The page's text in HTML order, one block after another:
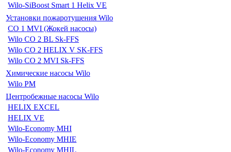
Wilo-SiBoost Smart 1 Helix VE
Установки пожаротушения Wilo
CO 1 MVI (Жокей насосы)
Wilo CO 2 BL Sk-FFS
Wilo CO 2 HELIX V SK-FFS
Wilo CO 2 MVI Sk-FFS
Химические насосы Wilo
Wilo PM
Центробежные насосы Wilo
HELIX EXCEL
HELIX VE
Wilo-Economy MHI
Wilo-Economy MHIE
Wilo-Economy MHIL